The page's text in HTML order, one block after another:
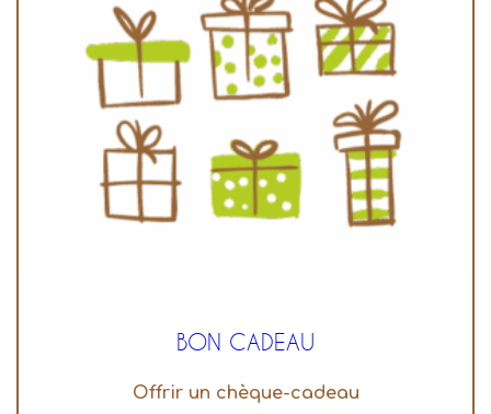
BON CADEAU
Offrir un chèque-cadeau